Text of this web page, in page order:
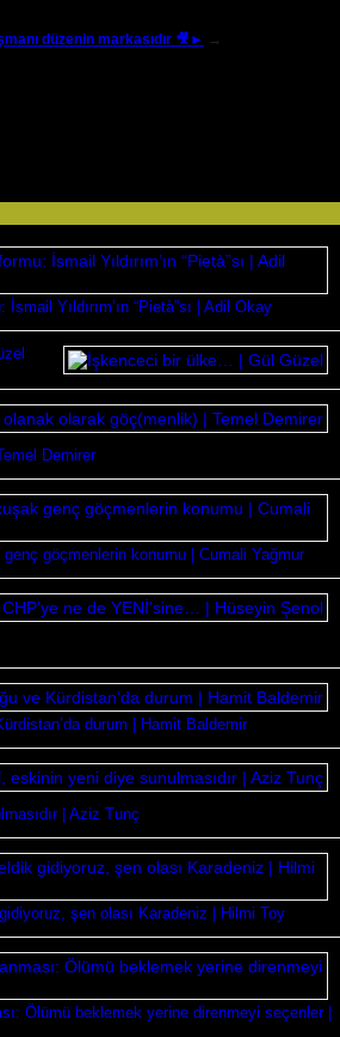
düzenin markasıdır 🎥► →
Yıldırım’ın “Pietà”sı | Adil Okay
Demirer
göçmenlerin konumu | Cumali Yağmur
durum | Hamit Baldemir
| Aziz Tunç
şen olası Karadeniz | Hilmi Toy
Ölümü beklemek yerine direnmeyi seçenler |